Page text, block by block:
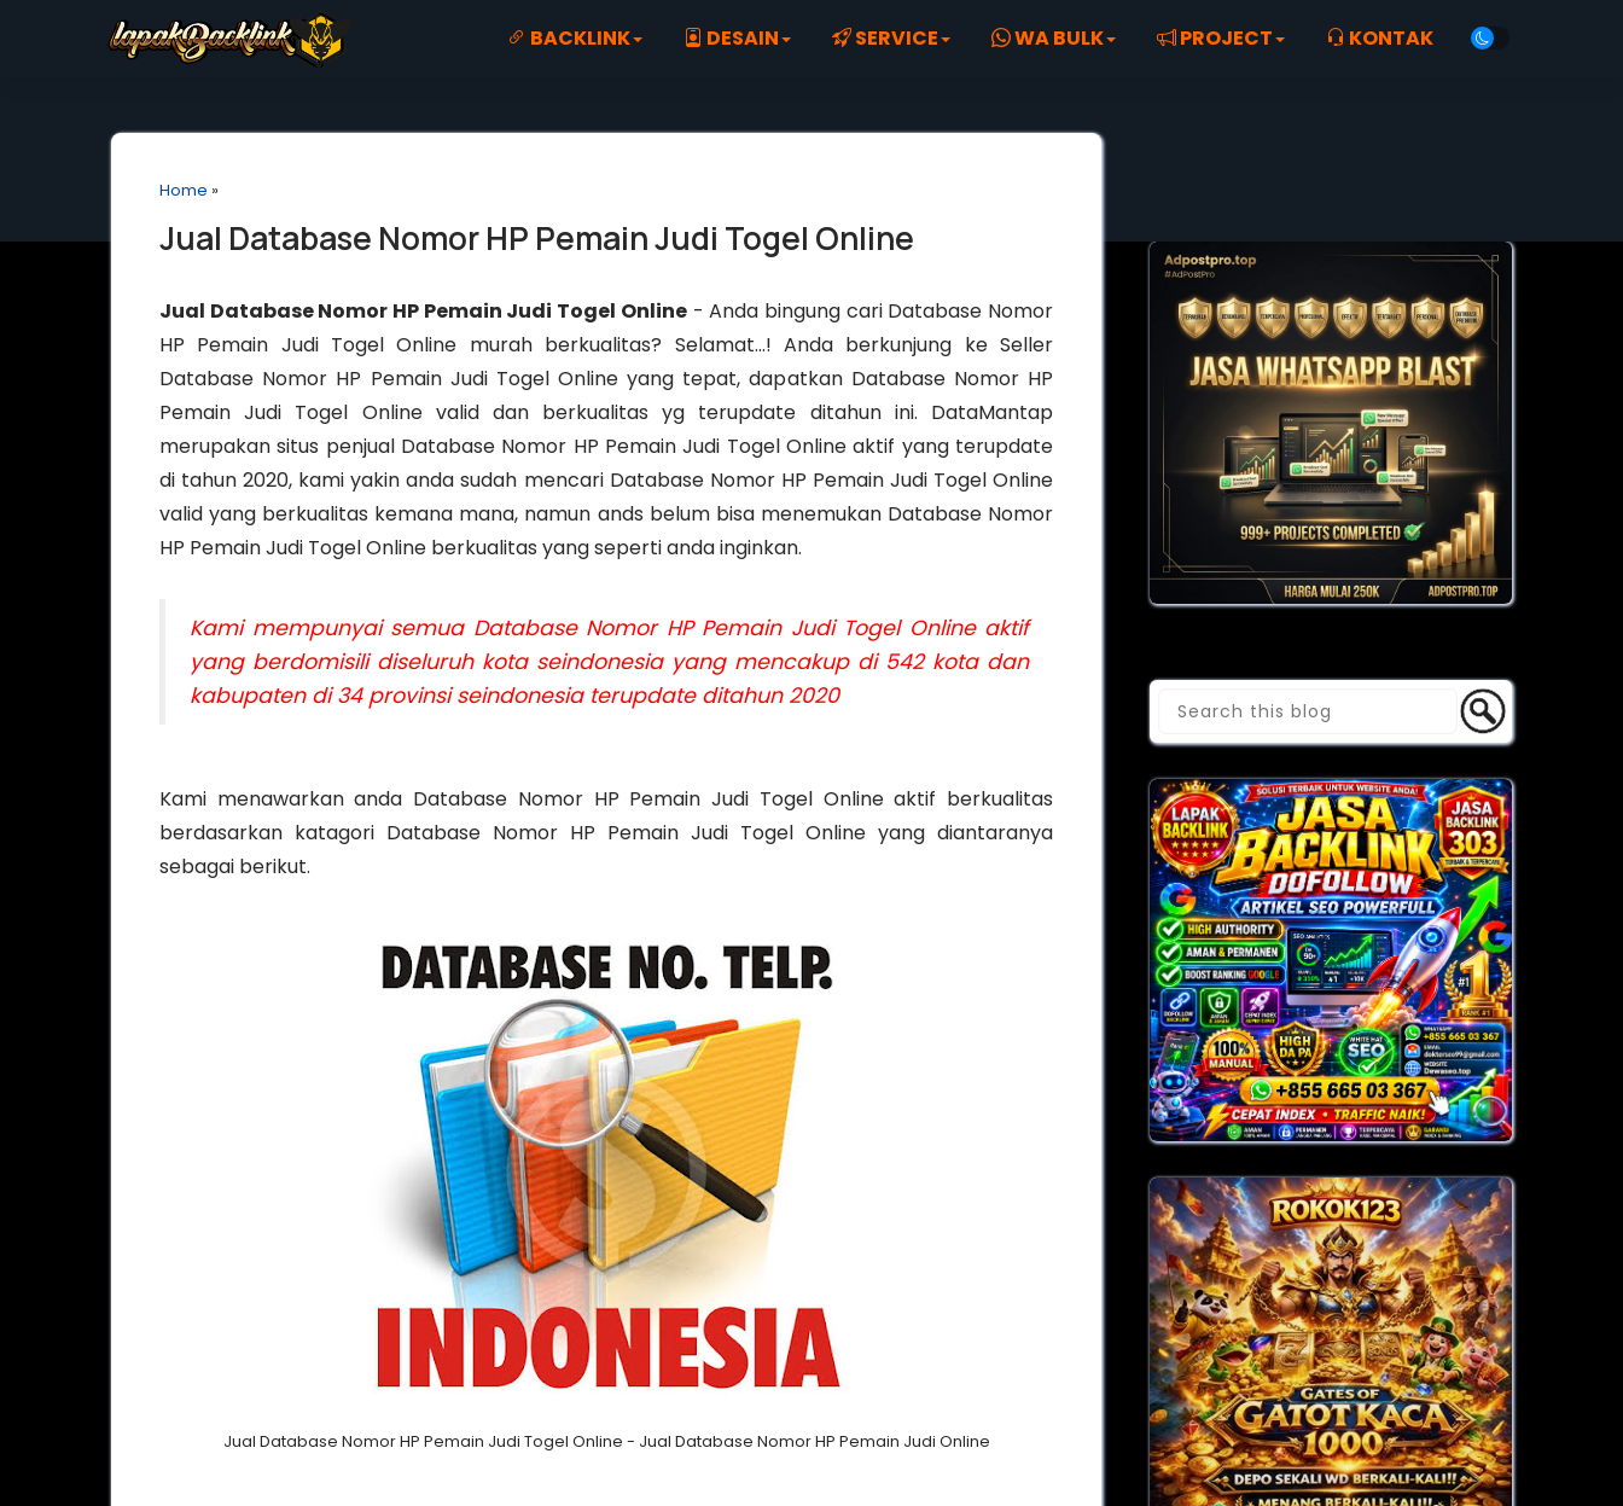
BACKLINK DESAIN SERVICE WA BULK PROJECT KONTAK
Home »
Jual Database Nomor HP Pemain Judi Togel Online
Jual Database Nomor HP Pemain Judi Togel Online- Anda bingung cari Database Nomor
HP Pemain Judi Togel Online murah berkualitas? Selamat…! Anda berkunjung ke Seller
Database Nomor HP Pemain Judi Togel Online yang tepat, dapatkan Database Nomor HP
Pemain Judi Togel Online valid dan berkualitas yg terupdate ditahun ini. DataMantap
merupakan situs penjual Database Nomor HP Pemain Judi Togel Online aktif yang terupdate
di tahun 2020, kami yakin anda sudah mencari Database Nomor HP Pemain Judi Togel Online
valid yang berkualitas kemana mana, namun ands belum bisa menemukan Database Nomor
HP Pemain Judi Togel Online berkualitas yang seperti anda inginkan.
Kami mempunyai semua Database Nomor HP Pemain Judi Togel Online aktif
yang berdomisili diseluruh kota seindonesia yang mencakup di 542 kota dan
kabupaten di 34 provinsi seindonesia terupdate ditahun 2020
Kami menawarkan anda Database Nomor HP Pemain Judi Togel Online aktif berkualitas
berdasarkan katagori Database Nomor HP Pemain Judi Togel Online yang diantaranya
sebagai berikut.
Jual Database Nomor HP Pemain Judi Togel Online - Jual Database Nomor HP Pemain Judi Online